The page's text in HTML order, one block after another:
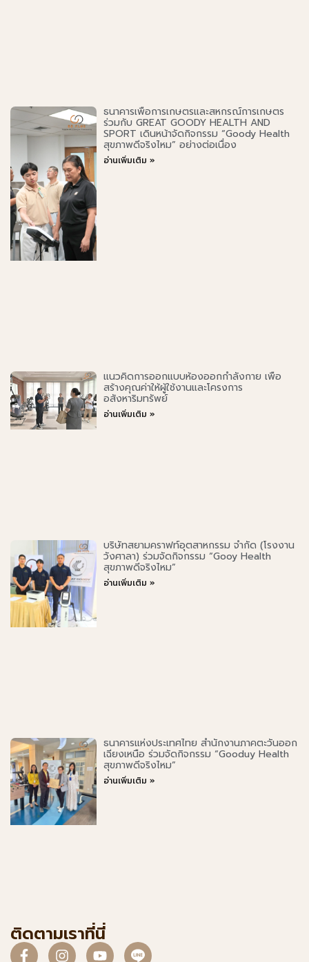
ธนาคารเพื่อการเกษตรและสหกรณ์การเกษตร
ร่วมกับ GREAT GOODY HEALTH AND
SPORT เดินหน้าจัดกิจกรรม “Goody Health
สุขภาพดีจริงไหม” อย่างต่อเนื่อง
อ่านเพิ่มเติม »
แนวคิดการออกแบบห้องออกกำลังกาย เพื่อ
สร้างคุณค่าให้ผู้ใช้งานและโครงการ
อสังหาริมทรัพย์
อ่านเพิ่มเติม »
บริษัทสยามคราฟท์อุตสาหกรรม จำกัด (โรงงาน
วังศาลา) ร่วมจัดกิจกรรม “Gooy Health
สุขภาพดีจริงไหม”
อ่านเพิ่มเติม »
ธนาคารแห่งประเทศไทย สำนักงานภาคตะวันออก
เฉียงเหนือ ร่วมจัดกิจกรรม “Gooduy Health
สุขภาพดีจริงไหม”
อ่านเพิ่มเติม »
ติดตามเราที่นี่